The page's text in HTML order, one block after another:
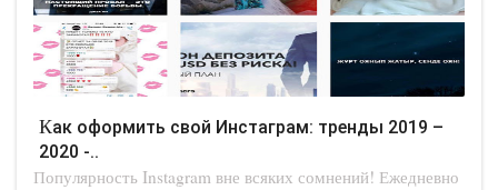
Как оформить свой Инстаграм: тренды 2019 –
2020 -..
Популярность Instagram вне всяких сомнений! Ежедневно